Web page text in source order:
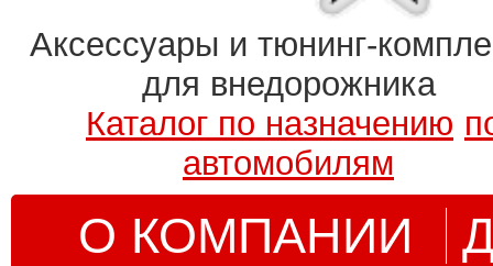
Аксессуары и тюнинг-
для внедорожника
Каталог по назначению
автомобилям
О КОМПАНИИ